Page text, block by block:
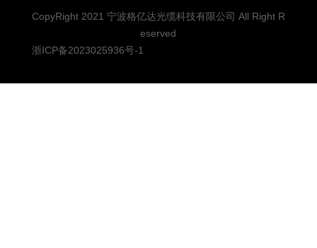
CopyRight 2021 宁波格亿达光缆科技有限公司 All Right R
eserved
浙ICP备2023025936号-1